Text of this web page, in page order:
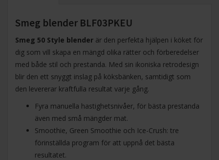
Smeg blender BLF03PKEU
Smeg 50 Style blender är den perfekta hjälpen i köket för
dig som vill skapa en mängd olika rätter och förberedelser
med både stil och prestanda. Med sin ikoniska retrodesign
blir den ett snyggt inslag på köksbänken, samtidigt som
den levererar kraftfulla resultat varje gång.
Fyra manuella hastighetsnivåer, för bästa prestanda
även med små mängder mat.
Smoothie, Green Smoothie och Ice-Crush: tre
förinställda program för att uppnå det bästa
resultatet.